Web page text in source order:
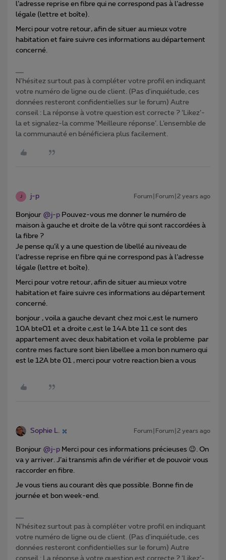
l’adresse reprise en fibre qui ne correspond pas à l’adresse
légale (lettre et boîte).
Merci pour votre retour, afin de situer au mieux votre
habitation et faire suivre ces informations au département
concerné.
N'hésitez surtout pas à compléter votre profil en indiquant
votre numéro de ligne ou de client. (Pas d'inquiétude, ces
données resteront confidentielles sur le forum) Autre
conseil : La réponse à votre question est correcte ? ‘Likez’-
la et signalez-la comme ‘Meilleure réponse’. L’ensemble de
la communauté en bénéficiera plus facilement.
J j-p Forum|Forum|2 years ago
Bonjour @j-p Pouvez-vous me donner le numéro de
maison à gauche et droite de la vôtre qui sont raccordées à
la fibre ?
Je pense qu’il y a une question de libellé au niveau de
l’adresse reprise en fibre qui ne correspond pas à l’adresse
légale (lettre et boîte).
Merci pour votre retour, afin de situer au mieux votre
habitation et faire suivre ces informations au département
concerné.
bonjour , voila a gauche devant chez moi c,est le numero
10A bte01 et a droite c,est le 14A bte 11 ce sont des
appartement avec deux habitation et voila le probleme par
contre mes facture sont bien libellee a mon bon numero qui
est le 12A bte 01 , merci pour votre reaction bien a vous
Sophie L. Forum|Forum|2 years ago
Bonjour @j-p Merci pour ces informations précieuses 😉. On
va y arriver. J’ai transmis afin de vérifier et de pouvoir vous
raccorder en fibre.
Je vous tiens au courant dès que possible. Bonne fin de
journée et bon week-end.
N'hésitez surtout pas à compléter votre profil en indiquant
votre numéro de ligne ou de client. (Pas d'inquiétude, ces
données resteront confidentielles sur le forum) Autre